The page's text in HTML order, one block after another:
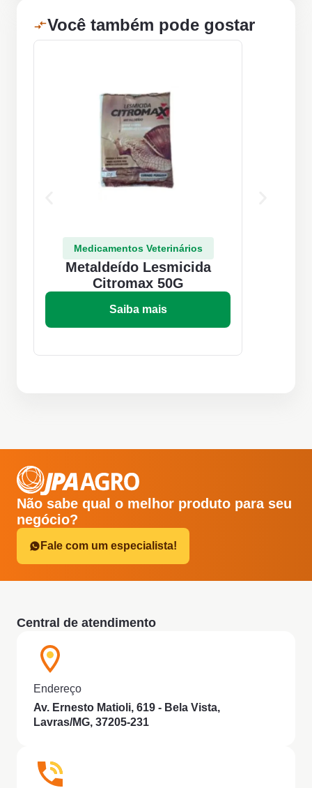
Você também pode gostar
Medicamentos Veterinários
Metaldeído Lesmicida
Citromax 50G
Saiba mais
Não sabe qual o melhor produto para seu
negócio?
Fale com um especialista!
Central de atendimento
Endereço
Av. Ernesto Matioli, 619 - Bela Vista,
Lavras/MG, 37205-231